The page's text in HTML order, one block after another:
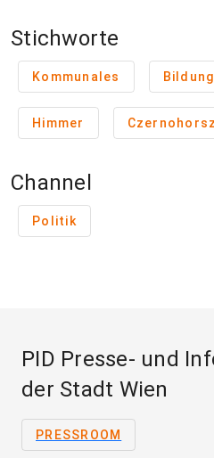
Stichworte
Kommunales Bildung
Himmer
Channel
Politik
PID Presse- und
der Stadt Wien
PRESSROOM